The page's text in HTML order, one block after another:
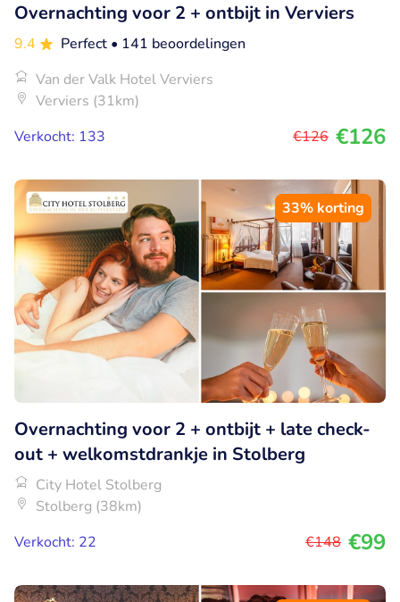
Overnachting voor 2 + ontbijt in Verviers
9.4 Perfect • 141 beoordelingen
Van der Valk Hotel Verviers
Verviers (31km)
Verkocht: 133
€126 €126
33% korting
Overnachting voor 2 + ontbijt + late check-
out + welkomstdrankje in Stolberg
City Hotel Stolberg
Stolberg (38km)
Verkocht: 22
€148 €99